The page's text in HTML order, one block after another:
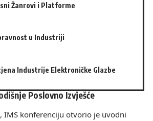
Žanrovi i Platforme
u Industriji
Industrije Elektroničke Glazbe
Poslovno Izvješće
IMS konferenciju otvorio je uvodni